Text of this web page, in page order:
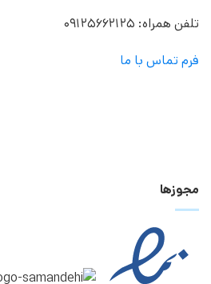
تلفن همراه: 09125662125
فرم تماس با ما
مجوزها